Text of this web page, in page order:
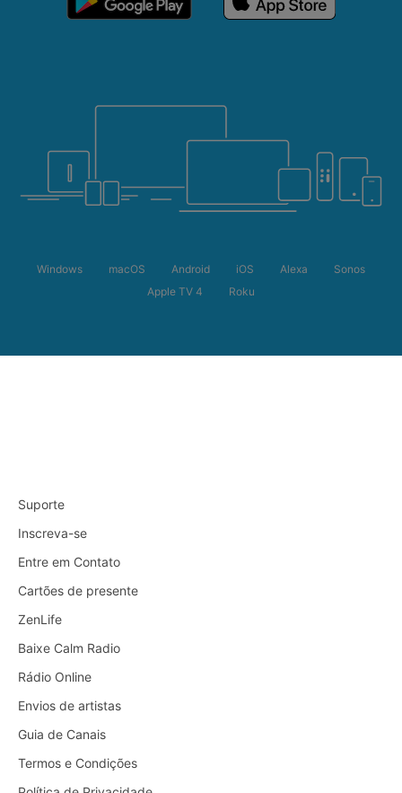
Windows macOS Android iOS Alexa
Sonos
Apple TV 4
Roku
Suporte
Inscreva-se
Entre em Contato
Cartões de presente
ZenLife
Baixe Calm Radio
Rádio Online
Envios de artistas
Guia de Canais
Termos e Condições